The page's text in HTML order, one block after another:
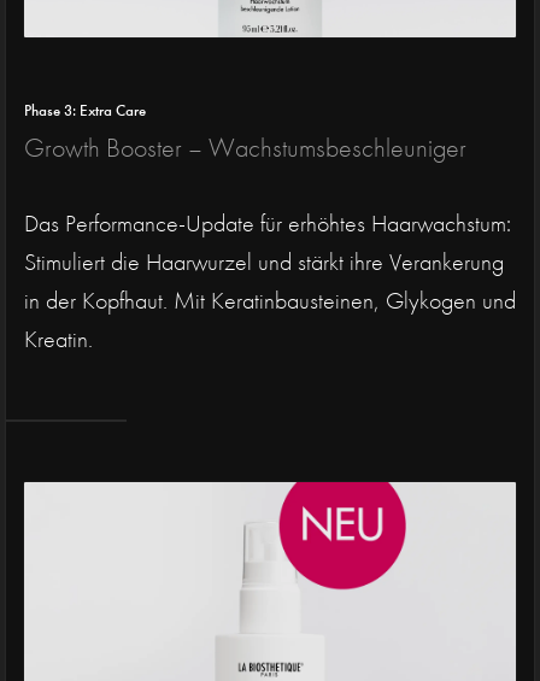
Phase 3: Extra Care
Growth Booster – Wachstumsbeschleuniger
Das Performance-Update für erhöhtes Haarwachstum:
Stimuliert die Haarwurzel und stärkt ihre Verankerung
in der Kopfhaut. Mit Keratinbausteinen, Glykogen und
Kreatin.